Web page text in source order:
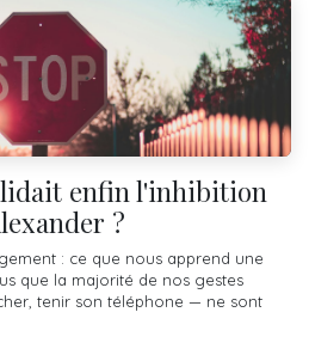
enfin l'inhibition
?
: ce que nous apprend une
que la majorité de nos gestes
tenir son téléphone — ne sont